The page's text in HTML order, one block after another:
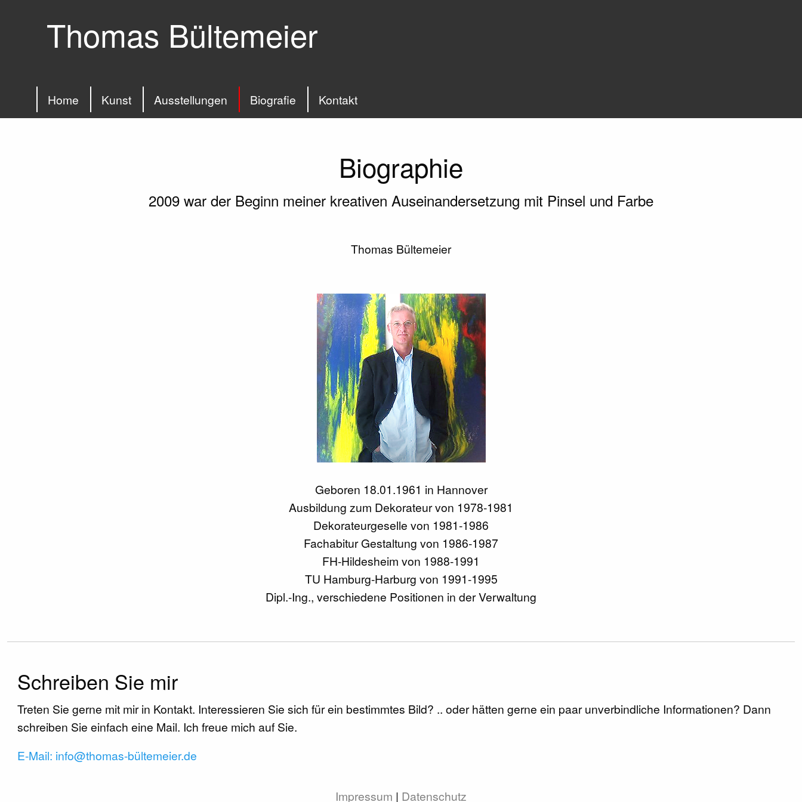
Thomas Bültemeier
Home Kunst Ausstellungen Biografie Kontakt
Biographie
2009 war der Beginn meiner kreativen Auseinandersetzung mit Pinsel und Farbe
Thomas Bültemeier
Geboren 18.01.1961 in Hannover
Ausbildung zum Dekorateur von 1978-1981
Dekorateurgeselle von 1981-1986
Fachabitur Gestaltung von 1986-1987
FH-Hildesheim von 1988-1991
TU Hamburg-Harburg von 1991-1995
Dipl.-Ing., verschiedene Positionen in der Verwaltung
Schreiben Sie mir
Treten Sie gerne mit mir in Kontakt. Interessieren Sie sich für ein bestimmtes Bild? .. oder hätten gerne ein paar unverbindliche Informationen? Dann
schreiben Sie einfach eine Mail. Ich freue mich auf Sie.
E-Mail: info@thomas-bültemeier.de
Impressum | Datenschutz